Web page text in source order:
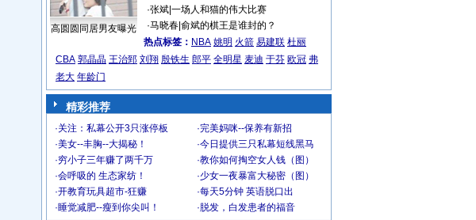
高圆圆同居男友曝光
·张斌| 一场人和猫的伟大比赛
·马晓春| 俞斌的棋王是谁封的？
热点标签： NBA 姚明 火箭 易建联 杜丽
CBA 郭晶晶 王治郅 刘翔 殷铁生 郎平 全明星 麦迪 于芬 欧冠 弗
老大 年龄门
精彩推荐
·关注：私幕公开3只涨停板 ·完美妈咪--保养有新招
·美女--丰胸--大揭秘！ ·今日提供三只私幕短线黑马
·穷小子三年赚了两千万 ·教你如何掏空女人钱（图）
·会呼吸的 生态家纺！ ·少女一夜暴富大秘密（图）
·开教育玩具超市-狂赚 ·每天5分钟 英语脱口出
·睡觉减肥--瘦到你尖叫！ · 脱发，白发患者的福音